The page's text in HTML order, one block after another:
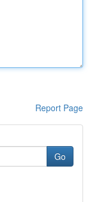
Report Page
Go